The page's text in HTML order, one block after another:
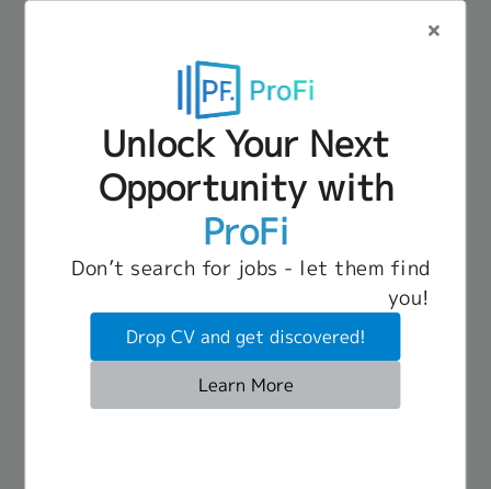
Unlock Your Next
Opportunity with
ProFi
Don’t search for jobs - let them find
you!
Drop CV and get discovered!
Learn More
1. Performance Management System (PMS) -
ออกแบบและพัฒนาระบบ PMS ให้เหมาะสมกับองค์กร
(Base OKRs / Sell / Profit) ร่วมกับผู้บริหาร -
วางแผนและบริหารรอบการประเมินผล (รายเดือน /
ไตรมาส / รายปี) - ให้คำแนะนำหัวหน้างานในการตั้ง
OKRs และประเมินผลงานอย่างมีประสิทธิภาพ -
ติดตามและปรับปรุงระบบ PMS อย่างต่อเนื่องให้ตอบ
โจทย์ธุรกิจ 2. Career Path & Talent Development
- วางแผน Talent Development และ Succession
Plan - ทำงานร่วมกับหัวหน้างานเพื่อพัฒนาศักยภาพ
พนักงาน (Individual Development Plan: IDP) -
สร้างแนวทางการเติบโตที่ชัดเจนเพื่อเพิ่ม Employee
Engagement และ Retention 3. Learning &
Development (L&D) - ออกแบบและจัดทำแผนอบรม
ประจำปี (Annual Training Plan) - บริหารจัดการ
- ประกันสังคม (ตั้งแต่เริ่มงานวันแรก)
- ประกันอุบัติเหตุกลุ่ม
- กองทุนสำรองเลี้ยงชีพ
- โปรแกรมดูแลสุขภาพใจ กับนักจิตบำบัดผู้เชี่ยวชาญ
(ใช้ฟรี ไม่จำกัดจำนวนครั้ง)
- สวัสดิการนวดฟรีเดือนละ 1 ครั้ง (สามารถเลือกร้าน
นวดเองได้)
- ลาพักร้อน 6 วันต่อปี บวกเพิ่มปีละ 1 วัน (สามารถทบ
- วันหยุดนักขัตฤกษ์ไม่น้อยกว่า 13 วันต่อปี
Human Resource Manager ID:74707
Nonthaburi
Job Description
1. Recruitment & Selection (การสรรหาและคัด
เลือกบุคลากร)- วางแผนกำลังคน (Manpower